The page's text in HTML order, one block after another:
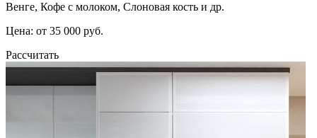
Венге, Кофе с молоком, Слоновая кость и др.
Цена: от 35 000 руб.
Рассчитать